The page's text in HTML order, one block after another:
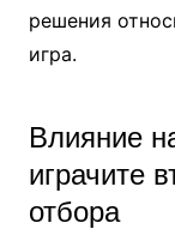
решения
игра.
Влияние
играчите
отбора